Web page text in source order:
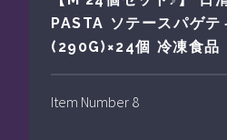
PASTA ソテースパゲテ
(290G)×24個 冷凍食品
Item Number 8